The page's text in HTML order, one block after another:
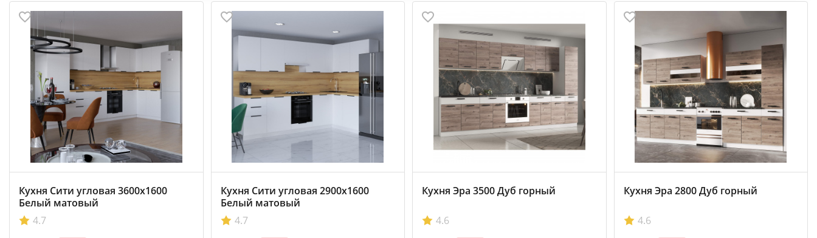
Кухня Сити угловая 3600х1600
Белый матовый
4.7
Кухня Сити угловая 2900х1600
Белый матовый
4.7
Кухня Эра 3500 Дуб горный
4.6
Кухня Эра 2800 Дуб горный
4.6